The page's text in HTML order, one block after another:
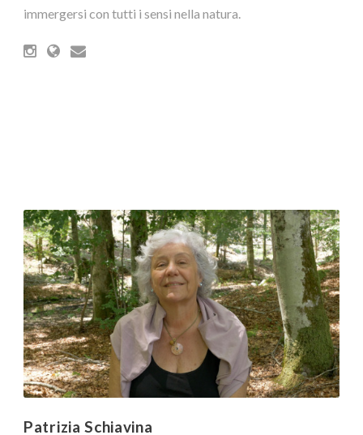
immergersi con tutti i sensi nella natura.
Patrizia Schiavina